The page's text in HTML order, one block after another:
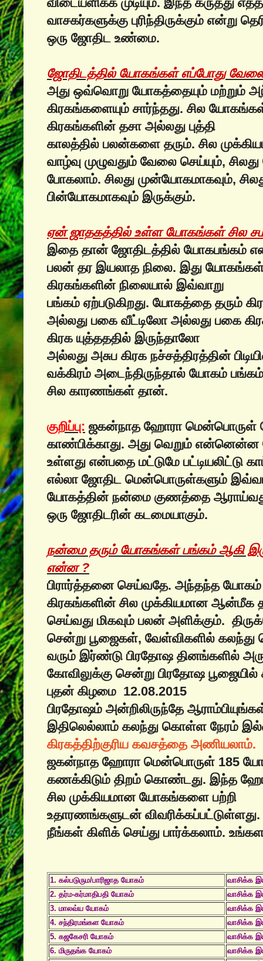
வாசகர்களுக்கு புரிந்திருக்கும் என்று
ஒரு ஜோதிட உண்மை.
ஜோதிடத்தில் யோகங்கள் எப்போது வேலை
அது ஒவ்வொறு யோகத்தையும் மற்றும்
கிரகங்களையும் சார்ந்தது. சில
கிரகங்களின் தசா அல்லது புத்தி
காலத்தில் பலன்களை தரும். சில
வாழ்வு முழுவதும் வேலை செய்யும்,
போகலாம். சிலது முன்யோகமாகவும்,
பின்யோகமாகவும் இருக்கும்.
ஏன் ஜாதகத்தில் உள்ள யோகங்கள் சில
இதை தான் ஜோதிடத்தில் யோகபங்கம்
பலன் தர இயலாத நிலை. இது யோகங்கள்
கிரகங்களின் நிலையால் இவ்வாறு
பங்கம் ஏற்படுகிறது. யோகத்தை தரும்
அல்லது பகை வீட்டிலோ அல்லது பகை
கிரக யுத்தததில் இருந்தாலோ
அல்லது அசுப கிரக நச்சத்திரத்தின்
வக்கிரம் அடைந்திருந்தால் யோகம்
சில காரணங்கள் தான்.
குறிப்பு: ஜகன்நாத ஹோரா மென்பொருள்
காண்பிக்காது. அது வெறும்
உள்ளது என்பதை மட்டுமே பட்டியலிட்டு
எல்லா ஜோதிட மென்பொருள்களும்
யோகத்தின் நன்மை குணத்தை
ஒரு ஜோதிடரின் கடமையாகும்.
நன்மை தரும் யோகங்கள் பங்கம் ஆகி
என்ன ?
பிரார்த்தனை செய்வதே. அந்தந்த
கிரகங்களின் சில முக்கியமான ஆன்மீக
செய்வது மிகவும் பலன் அளிக்கும்.
சென்று பூஜைகள், வேள்விகளில்
வரும் இர்ண்டு பிரதோஷ தினங்களில்
கோவிலுக்கு சென்று பிரதோஷ
புதன் கிழமை 12.08.2015
பிரதோஷம் அன்றிலிருந்தே
இதிலெல்லாம் கலந்து கொள்ள நேரம்
கிரகத்திற்குரிய கவசத்தை அணியலாம்.
ஜகன்நாத ஹோரா மென்பொருள் 185
கணக்கிடும் திறம் கொண்டது. இந்த
சில முக்கியமான யோகங்களை பற்றி
உதாரண‌ங்களுடன்
நீங்கள் கிளிக் செய்து பார்க்கலாம்.
1. கல்படுரும/பாரிஜாத யோகம்
வாசிக்க
2. தர்ம-கர்மாதிபதி யோகம்
வாசிக்க
3. மாலவ்ய யோகம்
வாசிக்க
4. சந்திரமங்கள‌ யோகம்
வாசிக்க
5. கஜகேசரி யோகம்
வாசிக்க
6. மிருதங்க யோகம்
வாசிக்க